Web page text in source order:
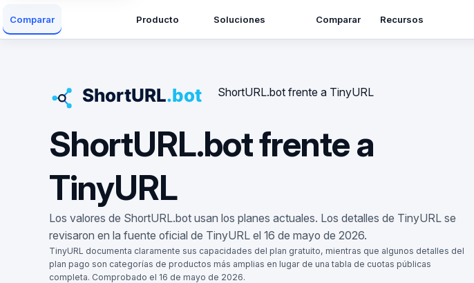
Comparar Producto Soluciones Comparar Recursos
ShortURL.bot frente a TinyURL
ShortURL.bot frente a
TinyURL
Los valores de ShortURL.bot usan los planes actuales. Los detalles de TinyURL se
revisaron en la fuente oficial de TinyURL el 16 de mayo de 2026.
TinyURL documenta claramente sus capacidades del plan gratuito, mientras que algunos detalles del
plan pago son categorías de productos más amplias en lugar de una tabla de cuotas públicas
completa. Comprobado el 16 de mayo de 2026.